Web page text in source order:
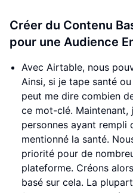
Créer du Contenu
pour une Audience
Avec Airtable, nous
Ainsi, si je tape santé
peut me dire combien
ce mot-clé. Maintenant,
personnes ayant rempli
mentionné la santé.
priorité pour de
plateforme. Créons
basé sur cela. La